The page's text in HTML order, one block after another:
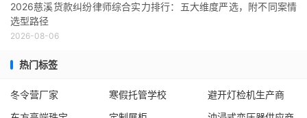
2026慈溪货款纠纷律师综合实力排行：五大维度严选，附不同案情
选型路径
2026-08-06
热门标签
冬令营厂家 寒假托管学校
避开灯检机生产商